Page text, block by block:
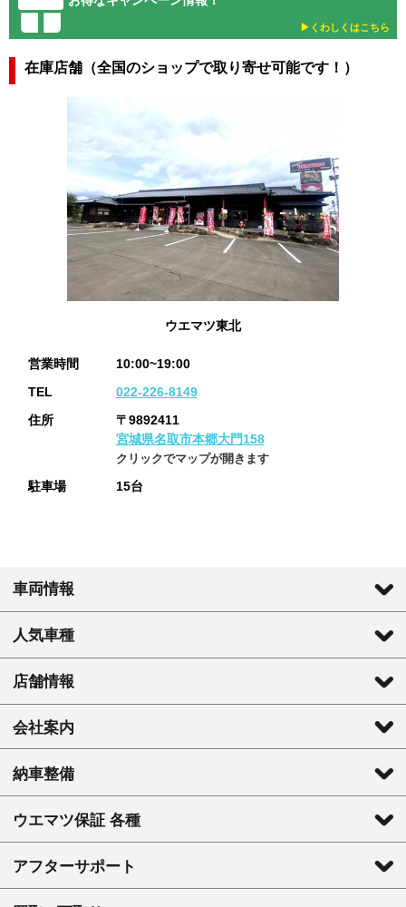
▶︎くわしくはこちら
在庫店舗（全国のショップで取り寄せ可能です！）
ウエマツ東北
営業時間
10:00~19:00
TEL
022-226-8149
住所
〒9892411
宮城県名取市本郷大門158
クリックでマップが開きます
駐車場 15台
車両情報
人気車種
店舗情報
会社案内
納車整備
ウエマツ保証 各種
アフターサポート